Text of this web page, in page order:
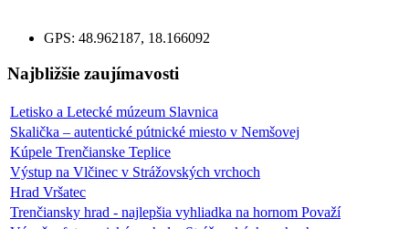
GPS: 48.962187, 18.166092
Najbližšie zaujímavosti
Letisko a Letecké múzeum Slavnica
Skalička – autentické pútnické miesto v Nemšovej
Kúpele Trenčianske Teplice
Výstup na Vlčinec v Strážovských vrchoch
Hrad Vršatec
Trenčiansky hrad - najlepšia vyhliadka na hornom Považí